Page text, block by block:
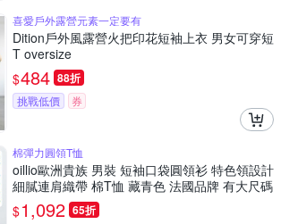
喜愛戶外露營元素一定要有
Dition戶外風露營火把印花短袖上衣 男女可穿短
T oversize
$484 88折
挑戰低價 券
棉彈力圓領T恤
oillio歐洲貴族 男裝 短袖口袋圓領衫 特色領設計
細膩連肩織帶 棉T恤 藏青色 法國品牌 有大尺碼
$1,092 65折